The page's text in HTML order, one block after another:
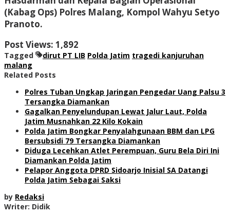
(Kabag Ops) Polres Malang, Kompol Wahyu Setyo
Pranoto.
Post Views: 1,892
Tagged dirut PT LIB Polda Jatim tragedi kanjuruhan
malang
Related Posts
Polres Tuban Ungkap Jaringan Pengedar Uang Palsu 3
Tersangka Diamankan
Gagalkan Penyelundupan Lewat Jalur Laut, Polda
Jatim Musnahkan 22 Kilo Kokain
Polda Jatim Bongkar Penyalahgunaan BBM dan LPG
Bersubsidi 79 Tersangka Diamankan
Diduga Lecehkan Atlet Perempuan, Guru Bela Diri Ini
Diamankan Polda Jatim
Pelapor Anggota DPRD Sidoarjo Inisial SA Datangi
Polda Jatim Sebagai Saksi
by Redaksi
Writer: Didik